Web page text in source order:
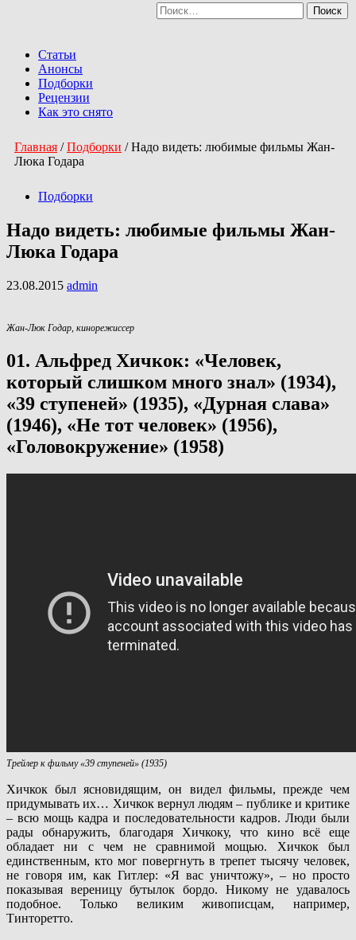
Статьи
Анонсы
Подборки
Рецензии
Как это снято
Найти:
Главная /Подборки /​Надо видеть: любимые фильмы Жан-
Люка Годара
Подборки
​Надо видеть: любимые фильмы Жан-
Люка Годара
23.08.2015 admin
Жан-Люк Годар, кинорежиссер
01. Альфред Хичкок: «Человек,
который слишком много знал» (1934),
«39 ступеней» (1935), «Дурная слава»
(1946), «Не тот человек» (1956),
«Головокружение» (1958)
Трейлер к фильму «39 ступеней» (1935)
Хичкок был ясновидящим, он видел фильмы, прежде чем
придумывать их… Хичкок вернул людям – публике и критике
– всю мощь кадра и последовательности кадров. Люди были
рады обнаружить, благодаря Хичкоку, что кино всё еще
обладает ни с чем не сравнимой мощью. Хичкок был
единственным, кто мог повергнуть в трепет тысячу человек,
не говоря им, как Гитлер: «Я вас уничтожу», – но просто
показывая вереницу бутылок бордо. Никому не удавалось
подобное. Только великим живописцам, например,
Тинторетто.